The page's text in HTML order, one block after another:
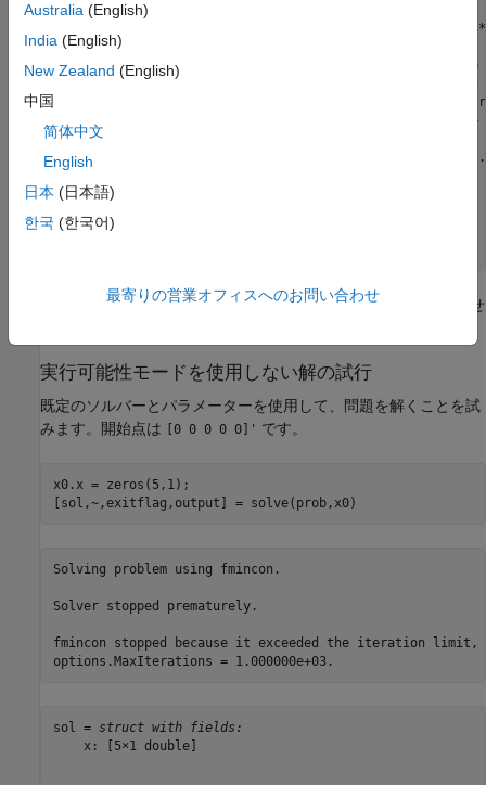
prob.Constraints.eq1 = (-3.933*rollrate +
0.126*yawrate - 9.99*sslipang - 45.83*aileron -
    0.727*pitchrat*yawrate + 8.39*yawrate*attckang -
684.4*attckang*sslipang + 63.5*pitchrat*attckang) ==
prob.Constraints.eq2 = (-0.987*pitchrat -
28.37*elevator + 0.949*rollrate*yawrate +
prob.Constraints.eq3 = (0.002*rollrate - 0.235*yawrate +
    5.67*sslipang - 0.921*aileron - 6.51*rudderdf -
    0.716*rollrate*pitchrat - 1.578*rollrate*attckang +
    1.132*pitchrat*attckang) == 0;
prob.Constraints.eq4 = (pitchrat - attckang -
prob.Constraints.eq5 = (-yawrate - 0.196*sslipang -
この問題には目的関数がないため、 prob.Objective
は指定しませ
実行可能性モードを使用しない解の試行
既定のソルバーとパラメーターを使用して、問題を解くことを試
みます。開始点は
[0 0 0 0 0]' です。
x0.x = zeros(5,1);
[sol,~,exitflag,output] = solve(prob,x0)
Solving problem using fmincon.
Solver stopped prematurely.
fmincon stopped because it exceeded the iteration limit,
sol = struct with fields:
    x: [5×1 double]
Australia (English)
India (English)
New Zealand (English)
中国
简体中文
English
日本 (日本語)
한국 (한국어)
最寄りの営業オフィスへのお問い合わせ